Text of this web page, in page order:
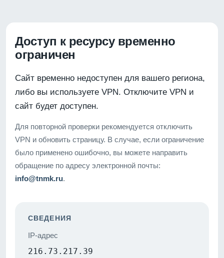
Доступ к ресурсу временно
ограничен
Сайт временно недоступен для вашего региона,
либо вы используете VPN. Отключите VPN и
сайт будет доступен.
Для повторной проверки рекомендуется отключить
VPN и обновить страницу. В случае, если ограничение
было применено ошибочно, вы можете направить
обращение по адресу электронной почты:
info@tnmk.ru.
СВЕДЕНИЯ
IP-адрес
216.73.217.39